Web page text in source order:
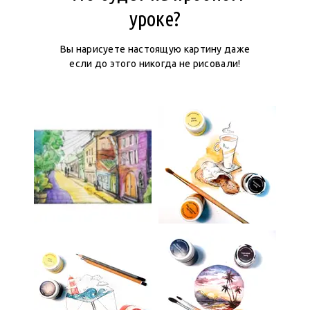
уроке?
Вы нарисуете настоящую картину даже
если до этого никогда не рисовали!